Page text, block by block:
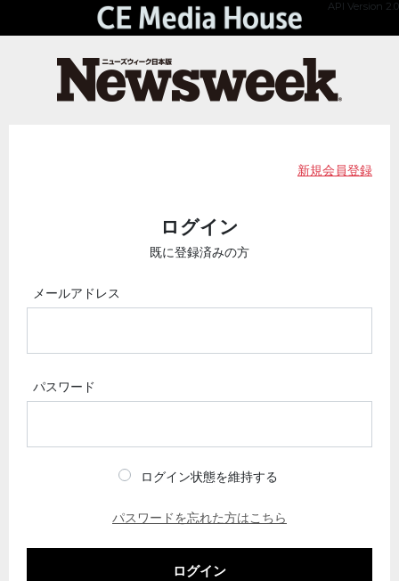
API Version 2.0
新規会員登録
ログイン
既に登録済みの方
メールアドレス
パスワード
ログイン状態を維持する
パスワードを忘れた方はこちら
ログイン